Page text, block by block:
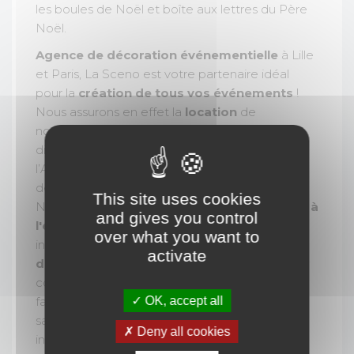
les boules de Noël et boîte aux lettres du Père
Noël.
Agence de décoration événementielle à Lille
et Paris, La Sceno est votre partenaire idéal
pour lacréation de tous vos événements !
Nous assurons en effet la location de
nombreux
différents
Noël
, la Saint-Valentin,
l’Antiquité…)., et nous réalisons également
des
Notre équipe intervientpartout en France et à
l'étranger, sur votre site, en outdoor ou en
indoor pourtout type
d'événements
(animation en centre
commercial, journée ou soirée du personnel,
family day, convention, assemblée générale,
salon, lancement de produit, team-building,
incentive...). Avec la Sceno, vous êtes assuré
This site uses cookies
and gives you control
over what you want to
activate
OK, accept all
Deny all cookies